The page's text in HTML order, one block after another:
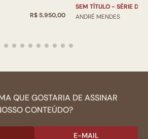
R$ 5.950,00
SEM TÍTULO - SÉRIE
ANDRÉ MENDES
QUE GOSTARIA DE ASSINAR
CONTEÚDO?
E-MAIL